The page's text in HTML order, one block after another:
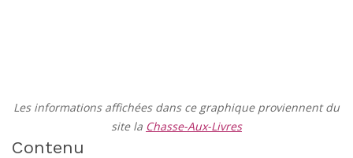
Les informations affichées dans ce graphique proviennent du
site la Chasse-Aux-Livres
Contenu